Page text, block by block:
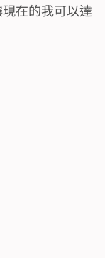
在的我可以達